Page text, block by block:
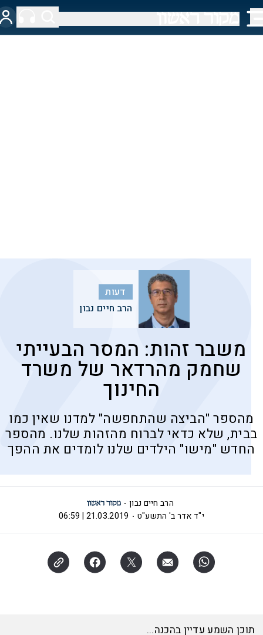
דעות
הרב חיים נבון
משבר זהות: המסר הבעייתי
שחמק מהרדאר של משרד
החינוך
מהספר "הביצה שהתחפשה" למדנו שאין כמו
בבית, שלא כדאי לברוח מהזהות שלנו. מהספר
החדש "מישו" הילדים שלנו לומדים את ההפך
הרב חיים נבון
י"ד אדר ב' התשע"ט
21.03.2019 | 06:59
תוכן השמע עדיין בהכנה...